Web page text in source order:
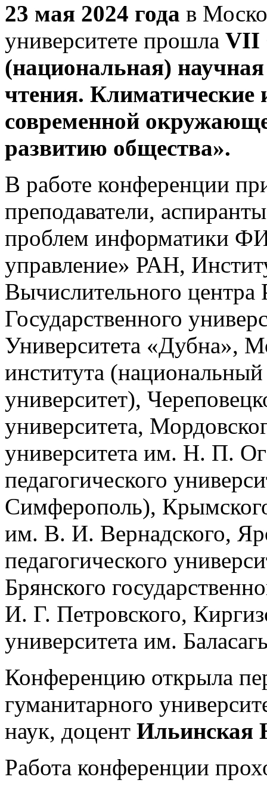
23 мая 2024 года в
университете прошла VII
(национальная)
чтения. Климатические
современной
развитию общества».
В работе конференции
преподаватели,
проблем информатики
управление» РАН,
Вычислительного
Государственного
Университета «Дубна»,
института (национальный
университет),
университета,
университета им. Н. П.
педагогического
Симферополь),
им. В. И. Вернадского,
педагогического
Брянского
И. Г. Петровского,
университета им.
Конференцию открыла
гуманитарного
наук, доцент Ильинская
Работа конференции